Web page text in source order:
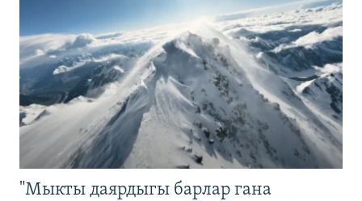
"Мыкты даярдыгы барлар гана